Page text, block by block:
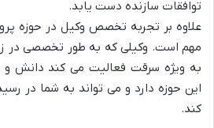
توافقات سازنده دست یابد.
علاوه بر تجربه تخصص وکیل در حوزه
مهم است. وکیلی که به طور تخصصی در
به ویژه سرقت فعالیت می کند دانش و
این حوزه دارد و می تواند به شما در
کند.